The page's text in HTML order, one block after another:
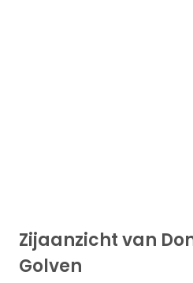
Zijaanzicht van
Golven